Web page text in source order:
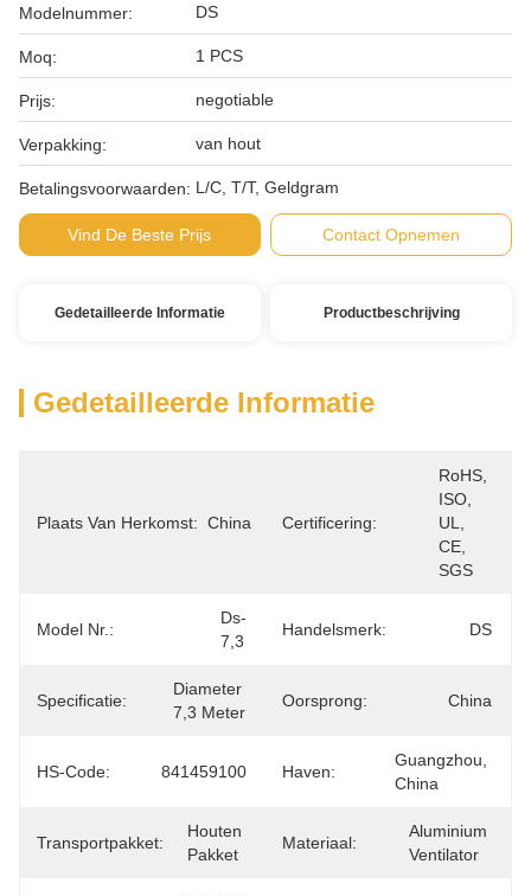
Modelnummer: DS
Moq: 1 PCS
Prijs: negotiable
Verpakking: van hout
Betalingsvoorwaarden: L/C, T/T, Geldgram
Vind De Beste Prijs Contact Opnemen
Gedetailleerde Informatie Productbeschrijving
Gedetailleerde Informatie
Plaats Van Herkomst: China Certificering:
RoHS,
ISO,
UL,
CE,
SGS
Model Nr.:
Ds-
7,3
Handelsmerk: DS
Specificatie:
Diameter
7,3 Meter
Oorsprong: China
HS-Code: 841459100 Haven:
Guangzhou,
China
Transportpakket:
Houten
Pakket
Materiaal:
Aluminium
Ventilator